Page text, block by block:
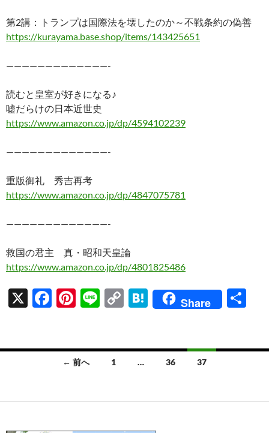
第2講：トランプは国際法を壊したのか～不戦条約の偽善
https://kurayama.base.shop/items/143425651
—————————————-
読むと皇室が好きになる♪
嘘だらけの日本近世史
https://www.amazon.co.jp/dp/4594102239
—————————————-
重版御礼 秀吉再考
https://www.amazon.co.jp/dp/4847075781
—————————————-
救国の君主 真・昭和天皇論
https://www.amazon.co.jp/dp/4801825486
X
F
b
Pi
es
Li
C
y
H
n
Share
ナ
← 前へ 1 … 36 37